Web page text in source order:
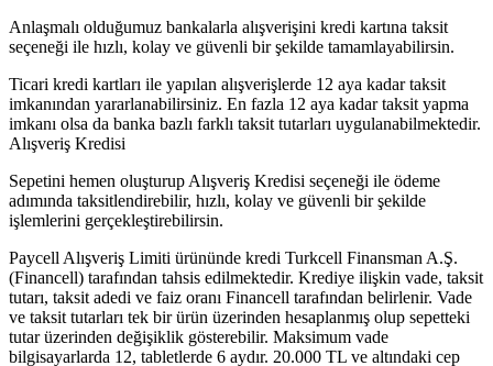
Anlaşmalı olduğumuz bankalarla alışverişini kredi kartına taksit
seçeneği ile hızlı, kolay ve güvenli bir şekilde tamamlayabilirsin.
Ticari kredi kartları ile yapılan alışverişlerde 12 aya kadar taksit
imkanından yararlanabilirsiniz. En fazla 12 aya kadar taksit yapma
imkanı olsa da banka bazlı farklı taksit tutarları uygulanabilmektedir.
Alışveriş Kredisi
Sepetini hemen oluşturup Alışveriş Kredisi seçeneği ile ödeme
adımında taksitlendirebilir, hızlı, kolay ve güvenli bir şekilde
işlemlerini gerçekleştirebilirsin.
Paycell Alışveriş Limiti ürününde kredi Turkcell Finansman A.Ş.
(Financell) tarafından tahsis edilmektedir. Krediye ilişkin vade, taksit
tutarı, taksit adedi ve faiz oranı Financell tarafından belirlenir. Vade
ve taksit tutarları tek bir ürün üzerinden hesaplanmış olup sepetteki
tutar üzerinden değişiklik gösterebilir. Maksimum vade
bilgisayarlarda 12, tabletlerde 6 aydır. 20.000 TL ve altındaki cep